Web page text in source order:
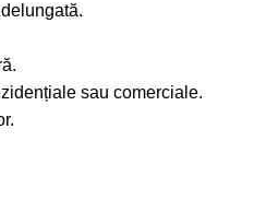
sau comerciale.